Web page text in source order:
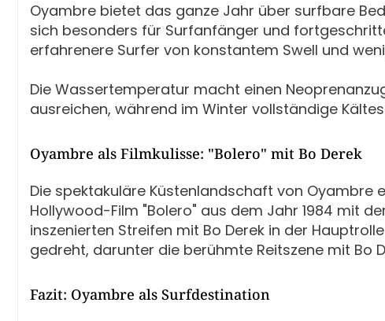
Oyambre bietet das ganze Jahr über surfbare
sich besonders für Surfanfänger und
erfahrenere Surfer von konstantem Swell und
Die Wassertemperatur macht einen
ausreichen, während im Winter vollständige
Oyambre als Filmkulisse: "Bolero" mit Bo Derek
Die spektakuläre Küstenlandschaft von
Hollywood-Film "Bolero" aus dem Jahr 1984 mit
inszenierten Streifen mit Bo Derek in der
gedreht, darunter die berühmte Reitszene mit Bo
Fazit: Oyambre als Surfdestination